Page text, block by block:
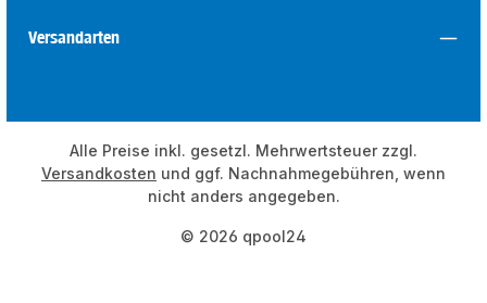
Versandarten
© 2026 qpool24
Alle Preise inkl. gesetzl. Mehrwertsteuer zzgl.
Versandkosten und ggf. Nachnahmegebühren, wenn
nicht anders angegeben.